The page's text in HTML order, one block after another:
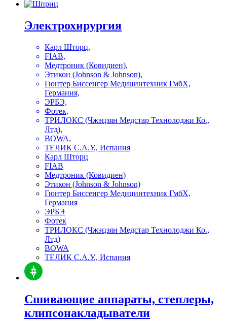
Электрохирургия
Карл Шторц,
FIAB,
Медтроник (Ковидиен),
Этикон (Johnson & Johnson),
Гюнтер Биссенгер Медицинтехник ГмбХ,
Германия,
ЭРБЭ,
Фотек,
ТРИЛОКС (Чжэцзян Медстар Технолоджи Ко.,
Лтд),
BOWA,
ТЕЛИК С.А.У., Испания
Карл Шторц
FIAB
Медтроник (Ковидиен)
Этикон (Johnson & Johnson)
Гюнтер Биссенгер Медицинтехник ГмбХ,
Германия
ЭРБЭ
Фотек
ТРИЛОКС (Чжэцзян Медстар Технолоджи Ко.,
Лтд)
BOWA
ТЕЛИК С.А.У., Испания
Сшивающие аппараты, степлеры,
клипсонакладыватели